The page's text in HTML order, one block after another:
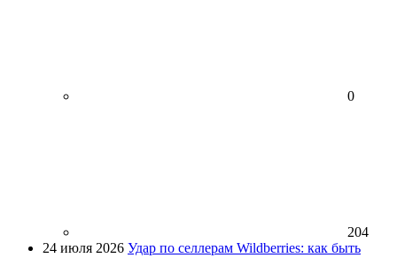
0
204
24 июля 2026 Удар по селлерам Wildberries: как быть